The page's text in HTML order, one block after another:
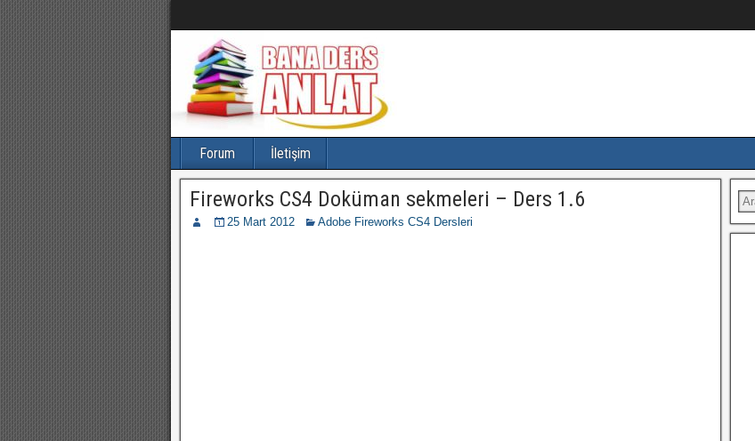
Forum İletişim
Fireworks CS4 Doküman sekmeleri – Ders 1.6
25 Mart 2012 Adobe Fireworks CS4 Dersleri